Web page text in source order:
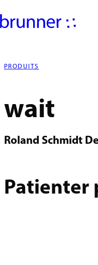
PRODUITS
wait
Roland Schmidt
Patienter